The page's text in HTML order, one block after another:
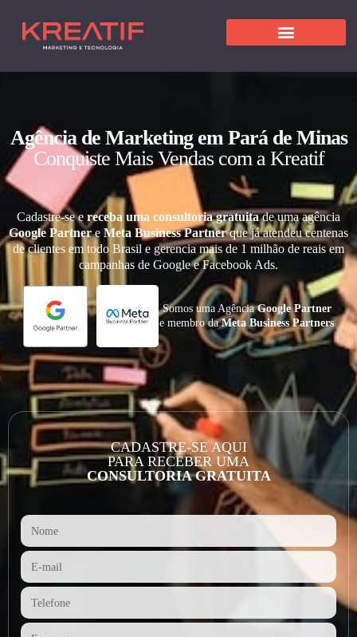
Agência de Marketing em Pará de Minas
Conquiste Mais Vendas com a Kreatif
Cadastre-se ereceba uma consultoria gratuitade uma agência
Google Partnere Meta Business Partnerque já atendeu centenas
de clientes em todo Brasil e gerencia mais de 1 milhão de reais em
campanhas de Google e Facebook Ads.
Somos uma AgênciaGoogle Partner
e membro daMeta Business Partners
CADASTRE-SE AQUI
PARA RECEBER UMA
CONSULTORIA GRATUITA